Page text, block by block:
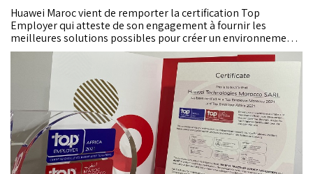
Huawei Maroc vient de remporter la certification Top
Employer qui atteste de son engagement à fournir les
meilleures solutions possibles pour créer un environnement
de travail et de vie privilégié à ses employés. En 20 ans de
présence dans le Royaume, Huawei Maroc s'est entretenu à
promouvoir et encourager l'innovation, l'éducation et la
formation aux TIC. L’entreprise a placé l’humain au cœur du
développement. Son programme Huawei ICT Academy
accessible dans vingt-et-une universités marocaines permet à
des étudiants d’accéder aux meilleures connaissances dans le
domaine des TIC et de participer au développement de...